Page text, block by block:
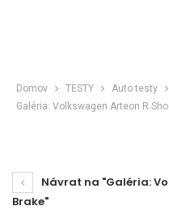
Domov TESTY
Auto testy
Galéria: Volkswagen Arteon R
Návrat na "Galéria:
Brake"